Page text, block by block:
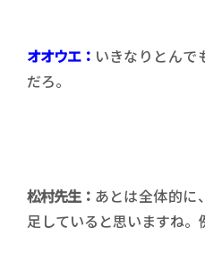
オオウエ： いきなりとんで
だろ。
松村先生： あとは全体的に
足していると思いますね。